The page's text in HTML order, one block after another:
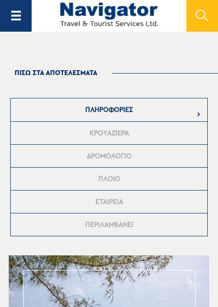
ΠΙΣΩ ΣΤΑ ΑΠΟΤΕΛΕΣΜΑΤΑ
ΠΛΗΡΟΦΟΡΙΕΣ
ΚΡΟΥΑΖΙΕΡΑ
ΔΡΟΜΟΛΟΓΙΟ
ΠΛΟΙΟ
ΕΤΑΙΡΕΙΑ
ΠΕΡΙΛΑΜΒΑΝΕΙ